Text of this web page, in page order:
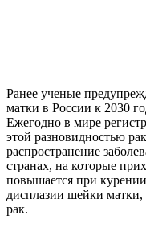
Ранее ученые
матки в России к 2030
Ежегодно в мире
этой разновидностью
распространение
странах, на которые
повышается при
дисплазии шейки матки,
рак.